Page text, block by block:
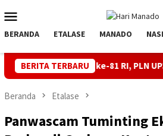
ke
kontenMobile
BERANDA ETALASE MANADO
BERITA TERBARU
HUT ke-81 RI, PLN UP3 Tahuna
Beranda Etalase
Panwascam Tuminting